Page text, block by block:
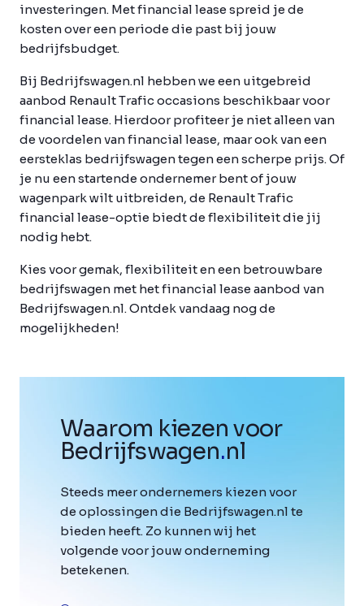
investeringen. Met financial lease spreid je de
kosten over een periode die past bij jouw
bedrijfsbudget.
Bij Bedrijfswagen.nl hebben we een uitgebreid
aanbod Renault Trafic occasions beschikbaar voor
financial lease. Hierdoor profiteer je niet alleen van
de voordelen van financial lease, maar ook van een
eersteklas bedrijfswagen tegen een scherpe prijs. Of
je nu een startende ondernemer bent of jouw
wagenpark wilt uitbreiden, de Renault Trafic
financial lease-optie biedt de flexibiliteit die jij
nodig hebt.
Kies voor gemak, flexibiliteit en een betrouwbare
bedrijfswagen met het financial lease aanbod van
Bedrijfswagen.nl. Ontdek vandaag nog de
mogelijkheden!
Waarom kiezen voor
Bedrijfswagen.nl
Steeds meer ondernemers kiezen voor
de oplossingen die Bedrijfswagen.nl te
bieden heeft. Zo kunnen wij het
volgende voor jouw onderneming
betekenen.